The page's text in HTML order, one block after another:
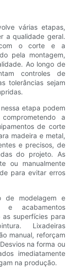
várias etapas,
a qualidade geral.
com o corte e a
pela montagem,
Ao longo de
controles de
tolerâncias sejam
etapa podem
a
de corte
madeira e metal,
e precisos, de
do projeto. As
ou manualmente
para evitar erros
de modelagem e
e acabamentos
superfícies para
Lixadeiras
manual, reforçam
na forma ou
imediatamente
na produção.